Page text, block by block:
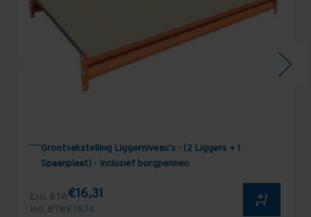
Grootvakstelling Liggerniveau's - (2 Liggers + 1
Spaanplaat) - Inclusief borgpennen
Excl. BTW€16,31
Incl. BTW€ 19,74